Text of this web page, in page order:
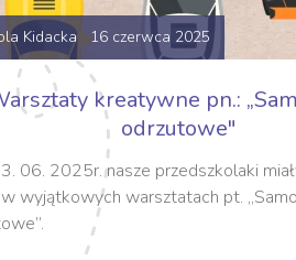
Kidacka 16 czerwca 2025
kreatywne pn.:
odrzutowe"
06. 2025r. nasze przedszkolaki
w wyjątkowych warsztatach pt.